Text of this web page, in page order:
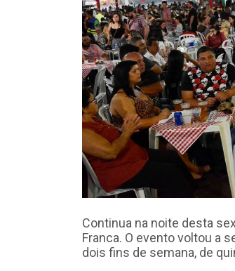
Continua na noite desta
Franca. O evento voltou a
dois fins de semana, de